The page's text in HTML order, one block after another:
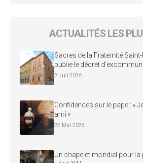
ACTUALITÉS LES
Sacres de la Fraternité
publie le décret
2 Juil 2026
Confidences sur le pape : «
ami »
22 Mai 2026
Un chapelet mondial pour la